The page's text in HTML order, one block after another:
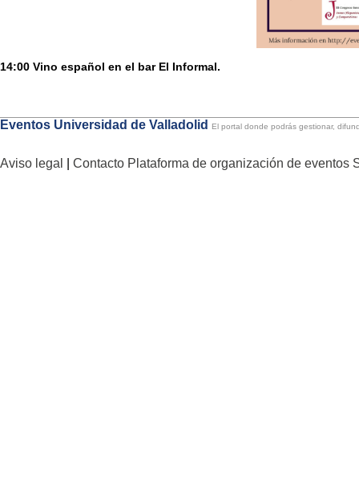
14:00 Vino español en el bar El Informal.
Eventos Universidad de Valladolid El portal donde podrás gestionar,
Aviso legal Contacto Plataforma de organización de eventos